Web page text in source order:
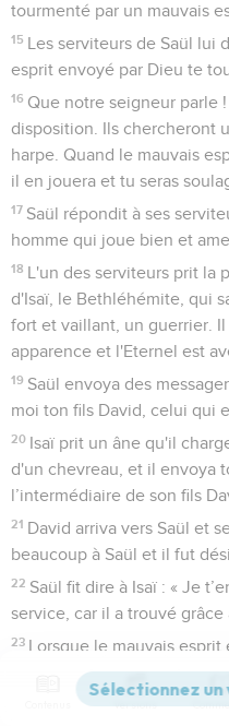
tourmenté par un mauvais
15 Les serviteurs de Saül lui
esprit envoyé par Dieu te
16 Que notre seigneur parle
disposition. Ils chercheront
harpe. Quand le mauvais
il en jouera et tu seras
17 Saül répondit à ses
homme qui joue bien et
18 L'un des serviteurs prit la
d'Isaï, le Bethléhémite, qui
fort et vaillant, un guerrier.
apparence et l'Eternel est
19 Saül envoya des
moi ton fils David, celui qui
20 Isaï prit un âne qu'il
d'un chevreau, et il envoya
l’intermédiaire de son fils
21 David arriva vers Saül et
beaucoup à Saül et il fut
22 Saül fit dire à Isaï : « Je
service, car il a trouvé grâce
23 Lorsque le mauvais esprit
David prenait la harpe et en
sentait mieux, et le
Versions